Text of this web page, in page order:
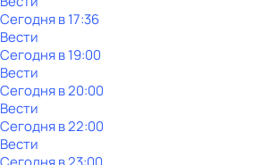
Сегодня в 17:36
Вести
Сегодня в 19:00
Вести
Сегодня в 20:00
Вести
Сегодня в 22:00
Вести